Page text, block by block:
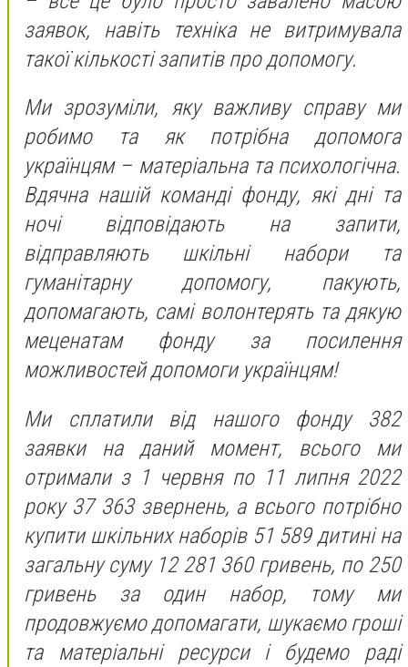
заявок, навіть техніка не витримувала
такої кількості запитів про допомогу.
Ми зрозуміли, яку важливу справу ми
робимо та як потрібна допомога
українцям – матеріальна та психологічна.
Вдячна нашій команді фонду, які дні та
ночі відповідають на запити,
відправляють шкільні набори та
гуманітарну допомогу, пакують,
допомагають, самі волонтерять та дякую
меценатам фонду за посилення
можливостей допомоги українцям!
Ми сплатили від нашого фонду 382
заявки на даний момент, всього ми
отримали з 1 червня по 11 липня 2022
року 37 363 звернень, а всього потрібно
купити шкільних наборів 51 589 дитині на
загальну суму 12 281 360 гривень, по 250
гривень за один набор, тому ми
продовжуємо допомагати, шукаємо гроші
та матеріальні ресурси і будемо раді